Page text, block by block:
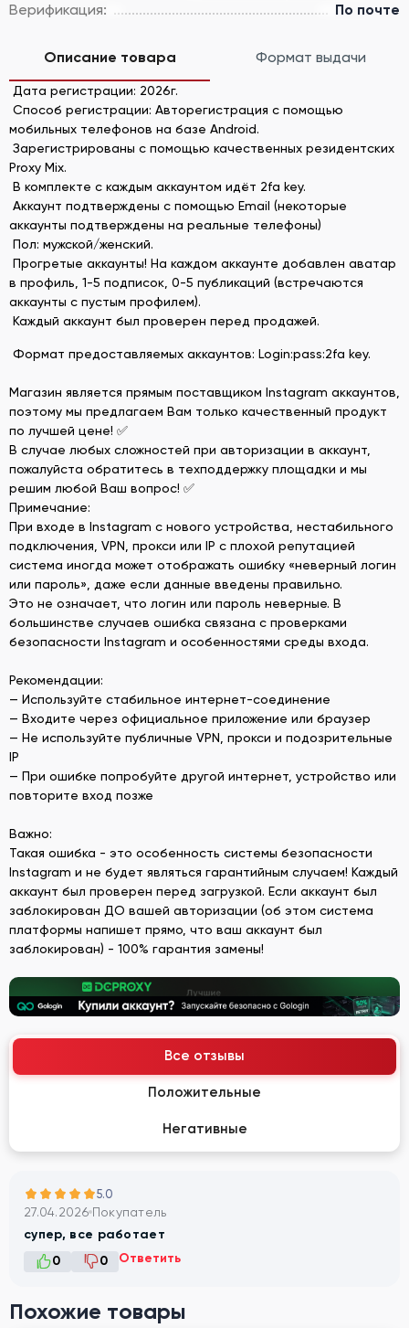
Верификация:
По почте
Описание товара Формат выдачи
Дата регистрации: 2026г.
Способ регистрации: Авторегистрация с помощью
мобильных телефонов на базе Android.
Зарегистрированы с помощью качественных резидентских
Proxy Mix.
В комплекте с каждым аккаунтом идёт 2fa key.
Аккаунт подтверждены с помощью Email (некоторые
аккаунты подтверждены на реальные телефоны)
Пол: мужской/женский.
Прогретые аккаунты! На каждом аккаунте добавлен аватар
в профиль, 1-5 подписок, 0-5 публикаций (встречаются
аккаунты с пустым профилем).
Каждый аккаунт был проверен перед продажей.
Формат предоставляемых аккаунтов: Login:pass:2fa key.
Магазин является прямым поставщиком Instagram аккаунтов,
поэтому мы предлагаем Вам только качественный продукт
по лучшей цене! ✅
В случае любых сложностей при авторизации в аккаунт,
пожалуйста обратитесь в техподдержку площадки и мы
решим любой Ваш вопрос! ✅
Примечание:
При входе в Instagram с нового устройства, нестабильного
подключения, VPN, прокси или IP с плохой репутацией
система иногда может отображать ошибку «неверный логин
или пароль», даже если данные введены правильно.
Это не означает, что логин или пароль неверные. В
большинстве случаев ошибка связана с проверками
безопасности Instagram и особенностями среды входа.
Рекомендации:
— Используйте стабильное интернет-соединение
— Входите через официальное приложение или браузер
— Не используйте публичные VPN, прокси и подозрительные
IP
— При ошибке попробуйте другой интернет, устройство или
повторите вход позже
Важно:
Такая ошибка - это особенность системы безопасности
Instagram и не будет являться гарантийным случаем! Каждый
аккаунт был проверен перед загрузкой. Если аккаунт был
заблокирован ДО вашей авторизации (об этом система
платформы напишет прямо, что ваш аккаунт был
заблокирован) - 100% гарантия замены!
Все отзывы
Положительные
Негативные
5.0
27.04.2026 Покупатель
супер, все работает
0
0 Ответить
Похожие товары